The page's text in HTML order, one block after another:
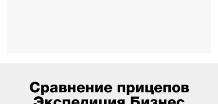
Сравнение прицепов